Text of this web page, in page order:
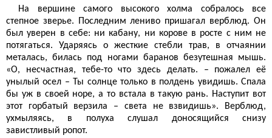
На вершине самого высокого холма собралось все
степное зверье. Последним лениво пришагал верблюд. Он
был уверен в себе: ни кабану, ни корове в росте с ним не
потягаться. Ударяясь о жесткие стебли трав, в отчаянии
металась, билась под ногами баранов безутешная мышь.
«О, несчастная, тебе-то что здесь делать. – пожалел её
унылый осел – Ты солнце только в полдень увидишь. Спала
бы уж в своей норе, а то встала в такую рань. Наступит вот
этот горбатый верзила – света не взвидишь». Верблюд,
ухмыляясь, в полуха слушал доносящийся снизу
завистливый ропот.